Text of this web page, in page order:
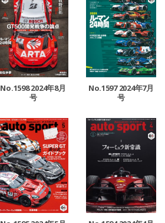
No.1598 2024年8月
号
No.1597 2024年7月
号